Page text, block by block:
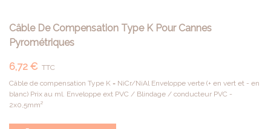
Câble De Compensation Type K Pour Cannes
Pyrométriques
6,72 € TTC
Câble de compensation Type K = NiCr/NiAl Enveloppe verte (+ en vert et - en
blanc) Prix au ml. Enveloppe ext PVC / Blindage / conducteur PVC -
2x0,5mm²